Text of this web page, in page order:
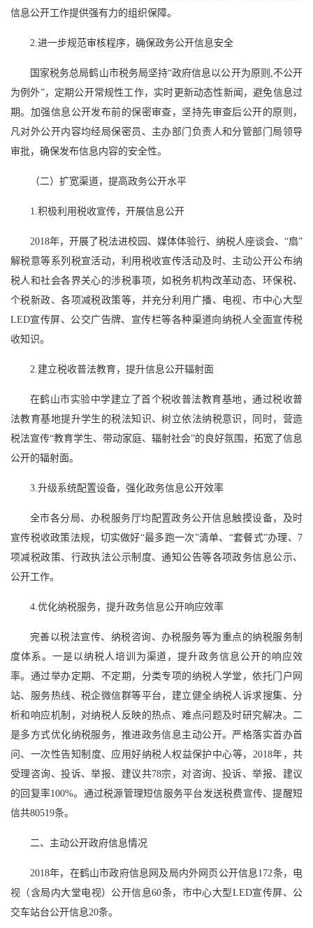
信息公开工作提供强有力的组织保障。
2.进一步规范审核程序，确保政务公开信息安全
国家税务总局鹤山市税务局坚持“政府信息以公开为原则,不公开
为例外”，定期公开常规性工作，实时更新动态性新闻，避免信息过
期。加强信息公开发布前的保密审查，坚持先审查后公开的原则，
凡对外公开内容均经局保密员、主办部门负责人和分管部门局领导
审批，确保发布信息内容的安全性。
（二）扩宽渠道，提高政务公开水平
1.积极利用税收宣传，开展信息公开
2018年，开展了税法进校园、媒体体验行、纳税人座谈会、“扇”
解税意等系列税宣活动，利用税收宣传活动及时、主动公开公布纳
税人和社会各界关心的涉税事项，如税务机构改革动态、环保税、
个税新政、各项减税政策等，并充分利用广播、电视、市中心大型
LED宣传屏、公交广告牌、宣传栏等各种渠道向纳税人全面宣传税
收知识。
2.建立税收普法教育，提升信息公开辐射面
在鹤山市实验中学建立了首个税收普法教育基地，通过税收普
法教育基地提升学生的税法知识、树立依法纳税意识，同时，营造
税法宣传“教育学生、带动家庭、辐射社会”的良好氛围，拓宽了信息
公开的辐射面。
3.升级系统配置设备，强化政务信息公开效率
全市各分局、办税服务厅均配置政务公开信息触摸设备，及时
宣传税收政策法规，切实做好“最多跑一次”清单、“套餐式”办理、7
项减税政策、行政执法公示制度、通知公告等各项政务信息公示、
公开工作。
4.优化纳税服务，提升政务信息公开响应效率
完善以税法宣传、纳税咨询、办税服务等为重点的纳税服务制
度体系。一是以纳税人培训为渠道，提升政务信息公开的响应效
率。通过举办定期、不定期，分类专项的纳税人学堂，依托门户网
站、服务热线、税企微信群等平台，建立健全纳税人诉求搜集、分
析和响应机制，对纳税人反映的热点、难点问题及时研究解决。二
是多方式优化纳税服务，推进政务信息主动公开。严格落实首办首
问、一次性告知制度、应用好纳税人权益保护中心等，2018年，共
受理咨询、投诉、举报、建议共78宗，对咨询、投诉、举报、建议
的回复率100%。通过税源管理短信服务平台发送税费宣传、提醒短
信共80519条。
二、主动公开政府信息情况
2018年，在鹤山市政府信息网及局内外网页公开信息172条，电
视（含局内大堂电视）公开信息60条，市中心大型LED宣传屏、公
交车站台公开信息20条。